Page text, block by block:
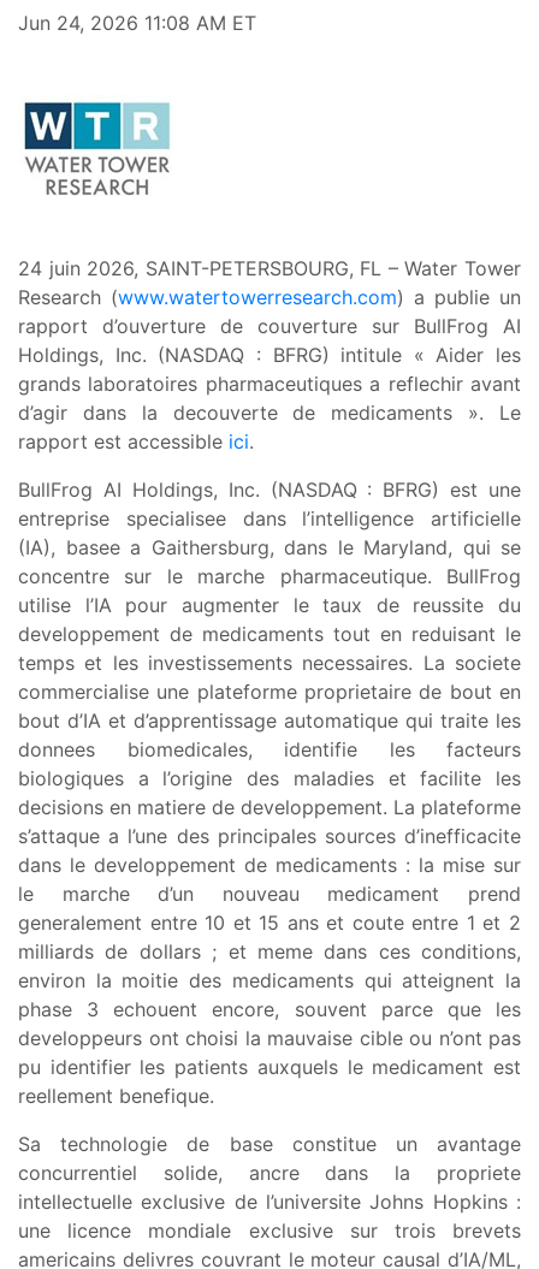
Jun 24, 2026 11:08 AM ET
24 juin 2026, SAINT-PETERSBOURG, FL – Water Tower
Research (www.watertowerresearch.com) a publie un
rapport d’ouverture de couverture sur BullFrog AI
Holdings, Inc. (NASDAQ : BFRG) intitule « Aider les
grands laboratoires pharmaceutiques a reflechir avant
d’agir dans la decouverte de medicaments ». Le
rapport est accessible ici.
BullFrog AI Holdings, Inc. (NASDAQ : BFRG) est une
entreprise specialisee dans l’intelligence artificielle
(IA), basee a Gaithersburg, dans le Maryland, qui se
concentre sur le marche pharmaceutique. BullFrog
utilise l’IA pour augmenter le taux de reussite du
developpement de medicaments tout en reduisant le
temps et les investissements necessaires. La societe
commercialise une plateforme proprietaire de bout en
bout d’IA et d’apprentissage automatique qui traite les
donnees biomedicales, identifie les facteurs
biologiques a l’origine des maladies et facilite les
decisions en matiere de developpement. La plateforme
s’attaque a l’une des principales sources d’inefficacite
dans le developpement de medicaments : la mise sur
le marche d’un nouveau medicament prend
generalement entre 10 et 15 ans et coute entre 1 et 2
milliards de dollars ; et meme dans ces conditions,
environ la moitie des medicaments qui atteignent la
phase 3 echouent encore, souvent parce que les
developpeurs ont choisi la mauvaise cible ou n’ont pas
pu identifier les patients auxquels le medicament est
reellement benefique.
Sa technologie de base constitue un avantage
concurrentiel solide, ancre dans la propriete
intellectuelle exclusive de l’universite Johns Hopkins :
une licence mondiale exclusive sur trois brevets
americains delivres couvrant le moteur causal d’IA/ML,